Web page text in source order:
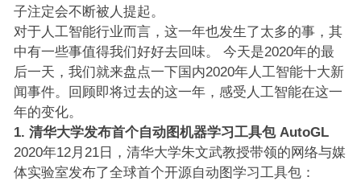
子注定会不断被人提起。
对于人工智能行业而言，这一年也发生了太多的事，其
中有一些事值得我们好好去回味。 今天是2020年的最
后一天，我们就来盘点一下国内2020年人工智能十大新
闻事件。回顾即将过去的这一年，感受人工智能在这一
年的变化。
1. 清华大学发布首个自动图机器学习工具包 AutoGL
2020年12月21日，清华大学朱文武教授带领的网络与媒
体实验室发布了全球首个开源自动图学习工具包：